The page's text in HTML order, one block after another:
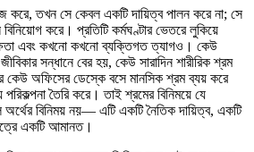
করে, তখন সে কেবল একটি দায়িত্ব পালন করে না; সে
করে। প্রতিটি কর্মঘণ্টার ভেতরে লুকিয়ে
এবং কখনো কখনো ব্যক্তিগত ত্যাগও। কেউ
সন্ধানে বের হয়, কেউ সারাদিন শারীরিক শ্রম
কেউ অফিসের ডেস্কে বসে মানসিক শ্রম ব্যয় করে
তৈরি করে। তাই শ্রমের বিনিময়ে যে
অর্থের বিনিময় নয়— এটি একটি নৈতিক দায়িত্ব, একটি
একটি আমানত।